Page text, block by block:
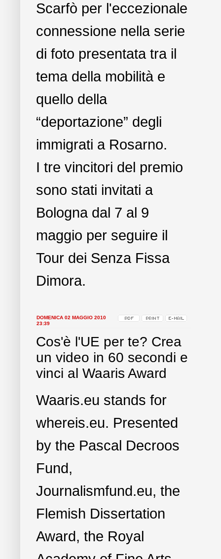
Scarfò per l'eccezionale
connessione nella serie
di foto presentata tra il
tema della mobilità e
quello della
“deportazione” degli
immigrati a Rosarno.
I tre vincitori del premio
sono stati invitati a
Bologna dal 7 al 9
maggio per seguire il
Tour dei Senza Fissa
Dimora.
DOMENICA 02 MAGGIO 2010
23:39
Cos'è l'UE per te? Crea
un video in 60 secondi e
vinci al Waaris Award
Waaris.eu stands for
whereis.eu. Presented
by the Pascal Decroos
Fund,
Journalismfund.eu, the
Flemish Dissertation
Award, the Royal